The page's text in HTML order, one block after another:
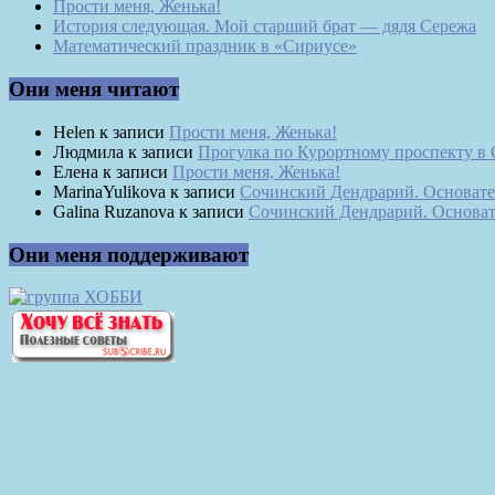
Прости меня, Женька!
История следующая. Мой старший брат — дядя Сережа
Математический праздник в «Сириусе»
Они меня читают
Helen к записи Прости меня, Женька!
Людмила к записи Прогулка по Курортному проспекту в
Елена к записи Прости меня, Женька!
MarinaYulikova к записи Сочинский Дендрарий.
Galina Ruzanova к записи Сочинский Дендрарий.
Они меня поддерживают